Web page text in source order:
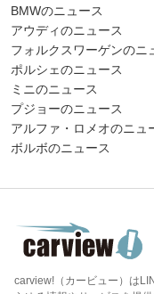
BMWのニュース
アウディのニュース
フォルクスワーゲンのニ
ポルシェのニュース
ミニのニュース
プジョーのニュース
アルファ・ロメオのニュ
ボルボのニュース
carview!（カービュー）は